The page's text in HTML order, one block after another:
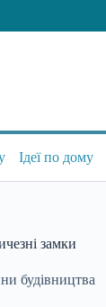
Ідеї по дому
замки
будівництва